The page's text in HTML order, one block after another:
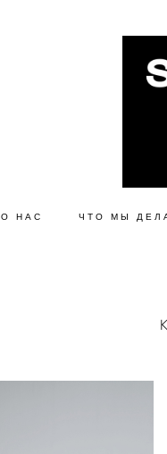
О НАС ЧТО МЫ